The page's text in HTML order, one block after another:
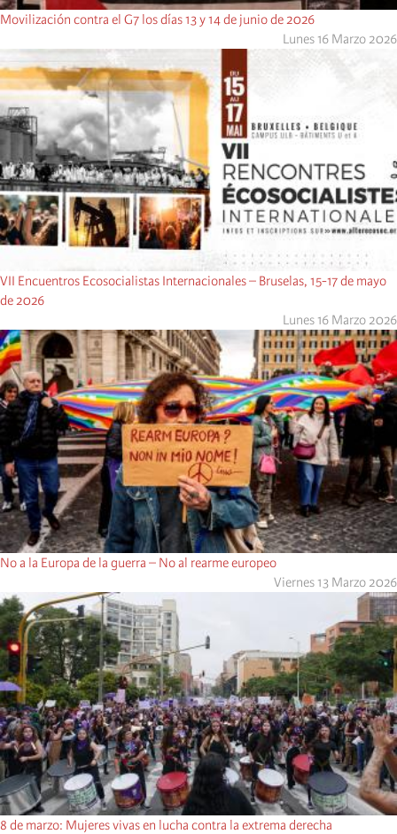
Movilización contra el G7 los días 13 y 14 de junio de 2026
Lunes 16 Marzo 2026
VII Encuentros Ecosocialistas Internacionales – Bruselas, 15-17 de mayo
de 2026
Lunes 16 Marzo 2026
No a la Europa de la guerra – No al rearme europeo
Viernes 13 Marzo 2026
8 de marzo: Mujeres vivas en lucha contra la extrema derecha